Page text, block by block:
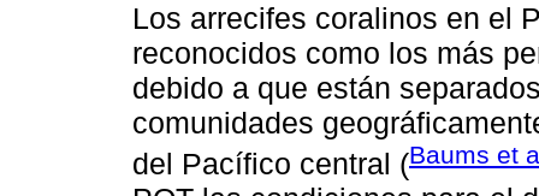
Los arrecifes coralinos en el
reconocidos como los más
debido a que están
comunidades
del Pacífico central (Baums et